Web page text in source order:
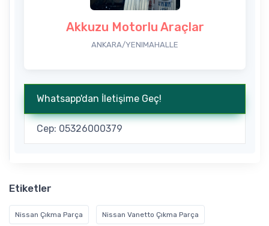
Akkuzu Motorlu Araçlar
ANKARA/YENIMAHALLE
Whatsapp'dan İletişime Geç!
Cep: 05326000379
Etiketler
Nissan Çıkma Parça Nissan Vanetto Çıkma Parça